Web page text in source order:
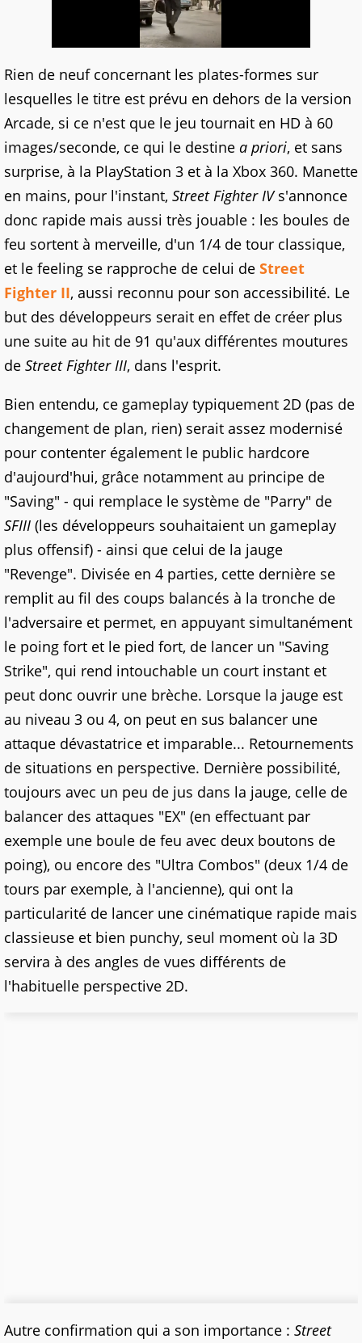
Rien de neuf concernant les plates-formes sur
lesquelles le titre est prévu en dehors de la version
Arcade, si ce n'est que le jeu tournait en HD à 60
images/seconde, ce qui le destine a priori, et sans
surprise, à la PlayStation 3 et à la Xbox 360. Manette
en mains, pour l'instant, Street Fighter IVs'annonce
donc rapide mais aussi très jouable : les boules de
feu sortent à merveille, d'un 1/4 de tour classique,
et le feeling se rapproche de celui de Street
Fighter II, aussi reconnu pour son accessibilité. Le
but des développeurs serait en effet de créer plus
une suite au hit de 91 qu'aux différentes moutures
de Street Fighter III, dans l'esprit.
Bien entendu, ce gameplay typiquement 2D (pas de
changement de plan, rien) serait assez modernisé
pour contenter également le public hardcore
d'aujourd'hui, grâce notamment au principe de
"Saving" - qui remplace le système de "Parry" de
SFIII (les développeurs souhaitaient un gameplay
plus offensif) - ainsi que celui de la jauge
"Revenge". Divisée en 4 parties, cette dernière se
remplit au fil des coups balancés à la tronche de
l'adversaire et permet, en appuyant simultanément
le poing fort et le pied fort, de lancer un "Saving
Strike", qui rend intouchable un court instant et
peut donc ouvrir une brèche. Lorsque la jauge est
au niveau 3 ou 4, on peut en sus balancer une
attaque dévastatrice et imparable... Retournements
de situations en perspective. Dernière possibilité,
toujours avec un peu de jus dans la jauge, celle de
balancer des attaques "EX" (en effectuant par
exemple une boule de feu avec deux boutons de
poing), ou encore des "Ultra Combos" (deux 1/4 de
tours par exemple, à l'ancienne), qui ont la
particularité de lancer une cinématique rapide mais
classieuse et bien punchy, seul moment où la 3D
servira à des angles de vues différents de
l'habituelle perspective 2D.
Autre confirmation qui a son importance : Street